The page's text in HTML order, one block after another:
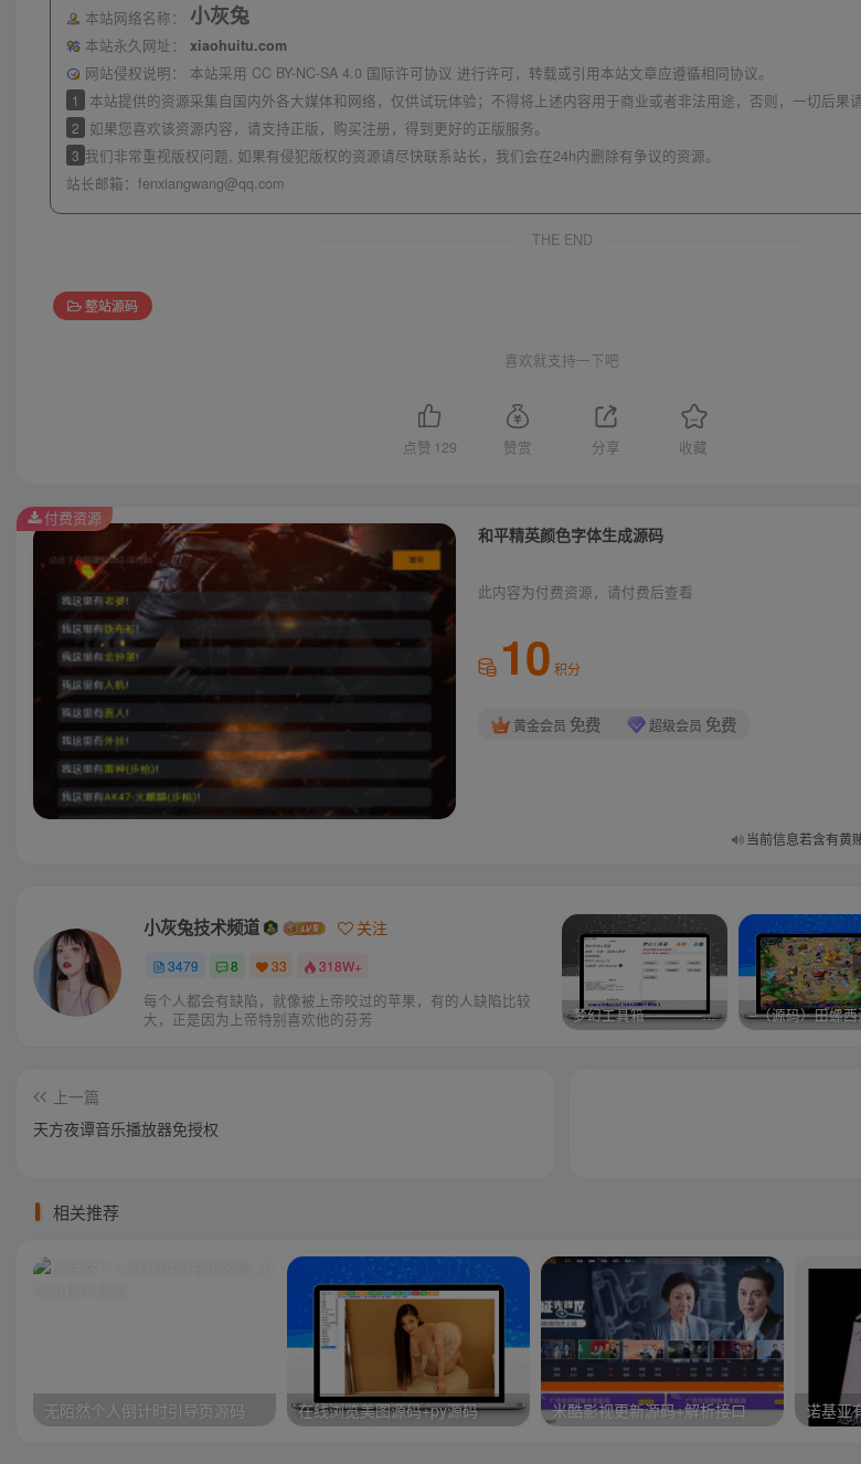
本站网络名称： 小灰兔
本站永久网址：
xiaohuitu.com
网站侵权说明：
本站采用 CC BY-NC-SA 4.0 国际许可协议 进行许可，转载或引用本站文章应遵循相同协议。
1 本站提供的资源采集自国内外各大媒体和网络，仅供试玩体验；不得将上述内容用于商业或者非法用途，否则，一切后果请
2 如果您喜欢该资源内容，请支持正版，购买注册，得到更好的正版服务。
3 我们非常重视版权问题, 如果有侵犯版权的资源请尽快联系站长，我们会在24h内删除有争议的资源。
站长邮箱： fenxiangwang@qq.com
THE END
整站源码
喜欢就支持一下吧
点赞 129 赞赏 分享 收藏
和平精英颜色字体生成源码
此内容为付费资源，请付费后查看
10 积分
黄金会员 免费 超级会员 免费
当前信息若含有黄
付费资源
小灰兔技术频道 关注
3479 8 33 318W+
每个人都会有缺陷，就像被上帝咬过的苹果，有的人缺陷比较
大，正是因为上帝特别喜欢他的芬芳
梦幻工具箱————-免费
上一篇
天方夜谭音乐播放器免授权
相关推荐
无陌然个人倒计时引导页源码 在线浏览美图源码+py源码 米酷影视更新源码+解析接口 诺基亚